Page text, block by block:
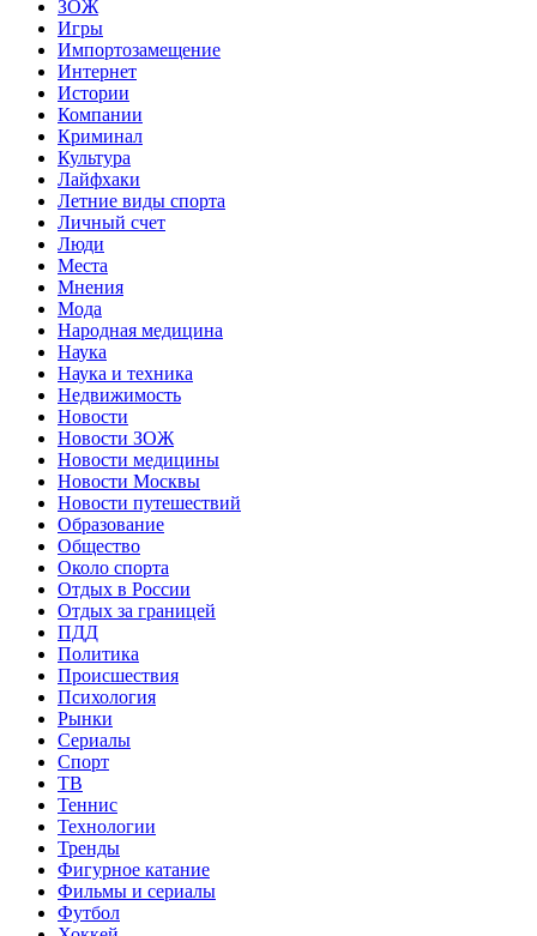
ЗОЖ
Игры
Импортозамещение
Интернет
Истории
Компании
Криминал
Культура
Лайфхаки
Летние виды спорта
Личный счет
Люди
Места
Мнения
Мода
Народная медицина
Наука
Наука и техника
Недвижимость
Новости
Новости ЗОЖ
Новости медицины
Новости Москвы
Новости путешествий
Образование
Общество
Около спорта
Отдых в России
Отдых за границей
ПДД
Политика
Происшествия
Психология
Рынки
Сериалы
Спорт
ТВ
Теннис
Технологии
Тренды
Фигурное катание
Фильмы и сериалы
Футбол